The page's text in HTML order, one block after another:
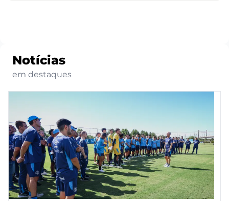
Notícias
em destaques